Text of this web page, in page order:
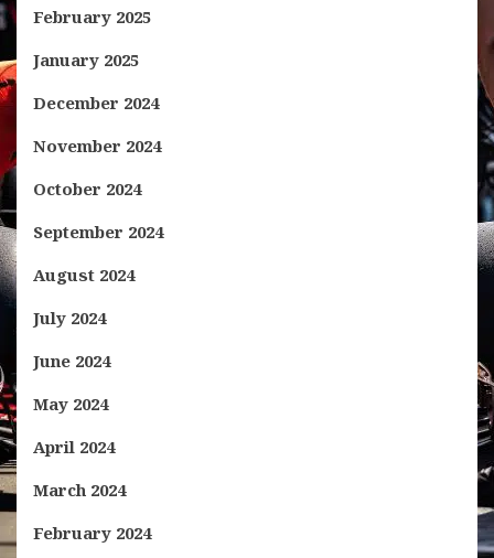
February 2025
January 2025
December 2024
November 2024
October 2024
September 2024
August 2024
July 2024
June 2024
May 2024
April 2024
March 2024
February 2024